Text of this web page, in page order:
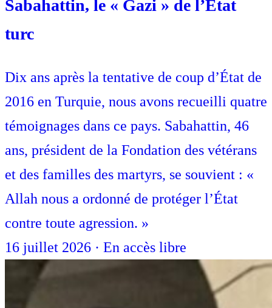
Sabahattin, le « Gazi » de l’État
turc
Dix ans après la tentative de coup d’État de
2016 en Turquie, nous avons recueilli quatre
témoignages dans ce pays. Sabahattin, 46
ans, président de la Fondation des vétérans
et des familles des martyrs, se souvient : «
Allah nous a ordonné de protéger l’État
contre toute agression. »
16 juillet 2026 · En accès libre